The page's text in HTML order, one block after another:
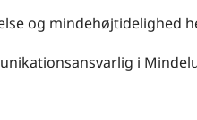
og mindehøjtidelighed
i